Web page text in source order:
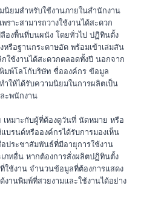
นิยมสำหรับใช้งานภายในสำนักงาน
ราะสามารถวางใช้งานได้สะดวก
ลืองพื้นที่บนผนัง โดยทั่วไป ปฏิทินตั้ง
รือฐานกระดาษอัด พร้อมเข้าเล่มสัน
กใช้งานได้สะดวกตลอดทั้งปี นอกจาก
มพ์โลโก้บริษัท ชื่อองค์กร ข้อมูล
ให้ได้รับความนิยมในการผลิตเป็น
ะพนักงาน
หมาะกับผู้ที่ต้องดูวันที่ นัดหมาย หรือ
บรนด์หรือองค์กรได้รับการมองเห็น
ประชาสัมพันธ์ที่มีอายุการใช้งาน
ภทอื่น หากต้องการสั่งผลิตปฏิทินตั้ง
ใช้งาน จำนวนข้อมูลที่ต้องการแสดง
งานพิมพ์ที่สวยงามและใช้งานได้อย่าง